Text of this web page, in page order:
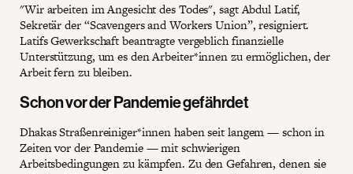
"Wir arbeiten im Angesicht des Todes", sagt Abdul Latif,
Sekretär der “Scavengers and Workers Union”, resigniert.
Latifs Gewerkschaft beantragte vergeblich finanzielle
Unterstützung, um es den Arbeiter*innen zu ermöglichen, der
Arbeit fern zu bleiben.
Schon vor der Pandemie gefährdet
Dhakas Straßenreiniger*innen haben seit langem — schon in
Zeiten vor der Pandemie — mit schwierigen
Arbeitsbedingungen zu kämpfen. Zu den Gefahren, denen sie